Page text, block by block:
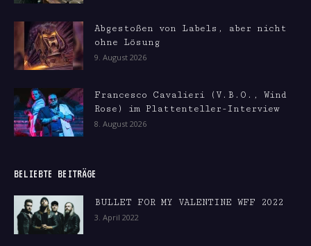
Abgestoßen von Labels, aber nicht
ohne Lösung
9. August 2026
Francesco Cavalieri (V.B.O., Wind
Rose) im Plattenteller-Interview
8. August 2026
BELIEBTE BEITRÄGE
BULLET FOR MY VALENTINE WFF 2022
3. April 2022